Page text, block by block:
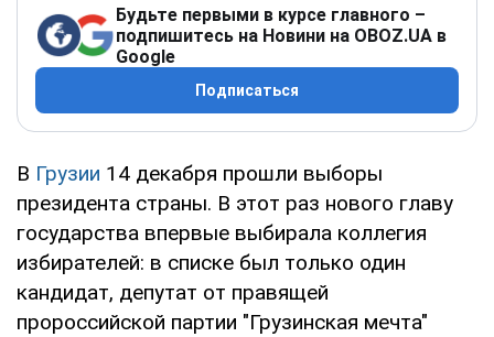
Будьте первыми в курсе главного –
подпишитесь на Новини на OBOZ.UA в
Google
Подписаться
В Грузии 14 декабря прошли выборы
президента страны. В этот раз нового главу
государства впервые выбирала коллегия
избирателей: в списке был только один
кандидат, депутат от правящей
пророссийской партии "Грузинская мечта"